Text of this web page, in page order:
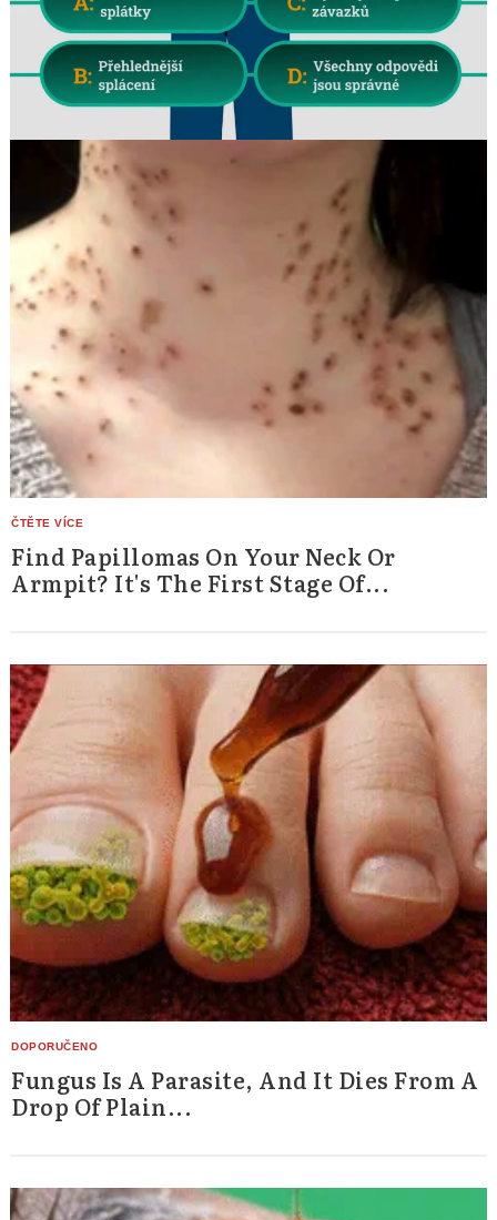
Find Papillomas On Your Neck Or
Armpit? It's The First Stage Of...
Fungus Is A Parasite, And It Dies From A
Drop Of Plain...